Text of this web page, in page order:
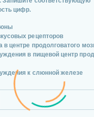
цифр.
рецепторов
в центре продолговатого
в пищевой центр
к слюнной железе